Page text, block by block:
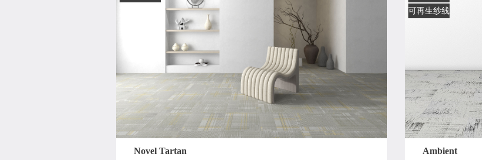
Novel Tartan
可再生纱线
Ambient